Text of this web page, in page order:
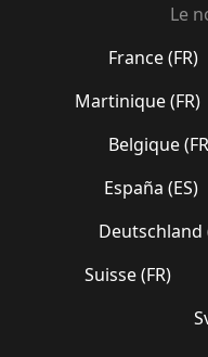
Le
France (FR)
Martinique (FR)
Belgique
España (ES)
Deutschland
Suisse (FR)